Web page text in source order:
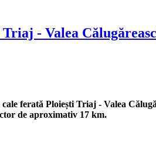
- Valea
ferată Ploiești Triaj - Valea
de aproximativ 17 km.